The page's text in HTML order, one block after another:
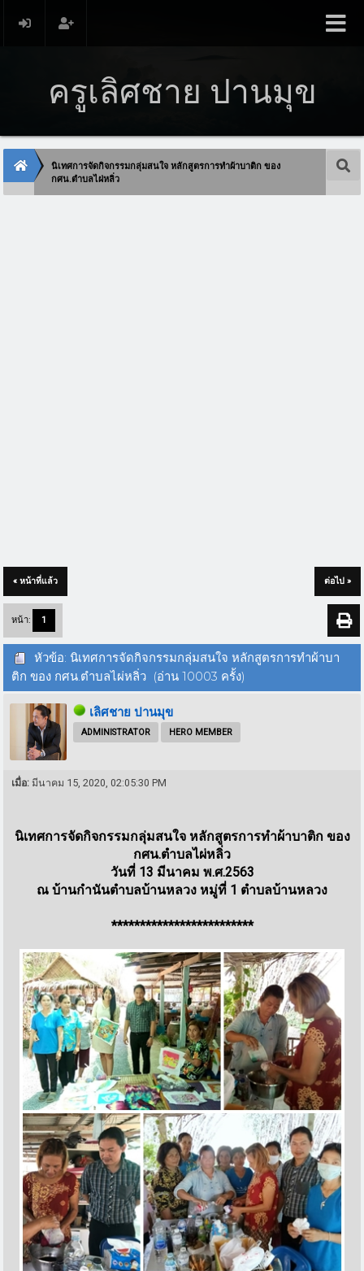
ครูเลิศชาย ปานมุข
นิเทศการจัดกิจกรรมกลุ่มสนใจ หลักสูตรการทำผ้าบาติก ของ
กศน.ตำบลไผ่หลิ่ว
« หน้าที่แล้ว ต่อไป »
หน้า: 1
หัวข้อ: นิเทศการจัดกิจกรรมกลุ่มสนใจ หลักสูตรการทำผ้าบา
ติก ของ กศน.ตำบลไผ่หลิ่ว (อ่าน 10003 ครั้ง)
เลิศชาย ปานมุข
ADMINISTRATOR HERO MEMBER
เมื่อ: มีนาคม 15, 2020, 02:05:30 PM
นิเทศการจัดกิจกรรมกลุ่มสนใจ หลักสูตรการทำผ้าบาติก ของ
กศน.ตำบลไผ่หลิ่ว
วันที่ 13 มีนาคม พ.ศ.2563
ณ บ้านกำนันตำบลบ้านหลวง หมู่ที่ 1 ตำบลบ้านหลวง
*************************